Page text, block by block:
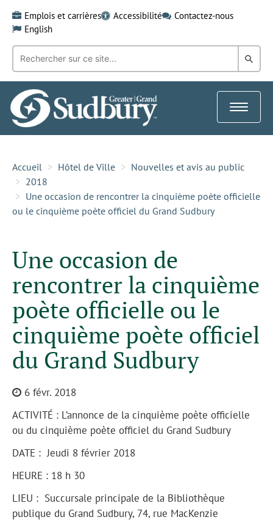
content
Emplois et carrières Accessibilité
Contactez-nous
English
Recherche
mot-
clé:
dans
Toggle
Accueil Hôtel de Ville
Nouvelles et avis au public
2018
Une occasion de rencontrer la cinquième poète officielle
ou le cinquième poète officiel du Grand Sudbury
Une occasion de
rencontrer la cinquième
poète officielle ou le
cinquième poète officiel
du Grand Sudbury
6 févr. 2018
ACTIVITÉ : L’annonce de la cinquième poète officielle
ou du cinquième poète officiel du Grand Sudbury
DATE : Jeudi 8 février 2018
HEURE : 18 h 30
LIEU : Succursale principale de la Bibliothèque
publique du Grand Sudbury, 74, rue MacKenzie